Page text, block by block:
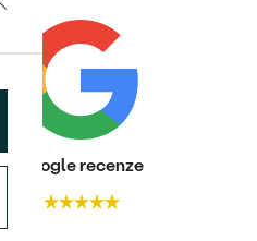
Google recenze
4.7